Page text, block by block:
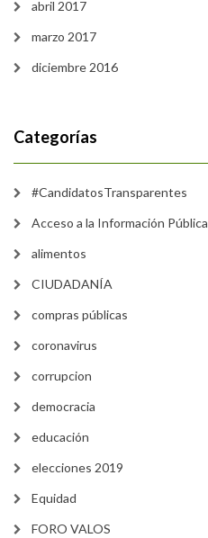
abril 2017
marzo 2017
diciembre 2016
Categorías
#CandidatosTransparentes
Acceso a la Información Pública
alimentos
CIUDADANÍA
compras públicas
coronavirus
corrupcion
democracia
educación
elecciones 2019
Equidad
FORO VALOS